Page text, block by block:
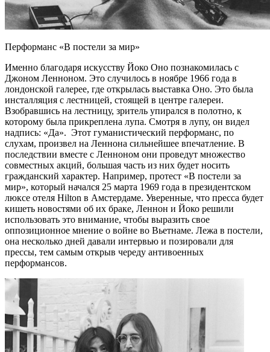
Перформанс «В постели за мир»
Именно благодаря искусству Йоко Оно познакомилась с
Джоном Ленноном. Это случилось в ноябре 1966 года в
лондонской галерее, где открылась выставка Оно. Это была
инсталляция с лестницей, стоящей в центре галереи.
Взобравшись на лестницу, зритель упирался в полотно, к
которому была прикреплена лупа. Смотря в лупу, он видел
надпись: «Да». Этот гуманистический перформанс, по
слухам, произвел на Леннона сильнейшее впечатление. В
последствии вместе с Ленноном они проведут множество
совместных акций, большая часть из них будет носить
гражданский характер. Например, протест «В постели за
мир», который начался 25 марта 1969 года в президентском
люксе отеля Hilton в Амстердаме. Уверенные, что пресса будет
кишеть новостями об их браке, Леннон и Йоко решили
использовать это внимание, чтобы выразить свое
оппозиционное мнение о войне во Вьетнаме. Лежа в постели,
она несколько дней давали интервью и позировали для
прессы, тем самым открыв череду антивоенных
перформансов.